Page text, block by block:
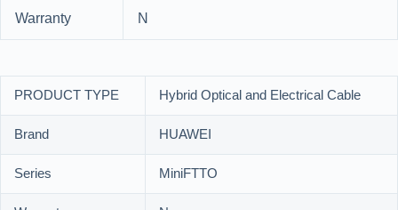
Warranty
N
PRODUCT TYPE
Hybrid Optical and Electrical Cable
Brand
HUAWEI
Series
MiniFTTO